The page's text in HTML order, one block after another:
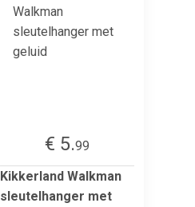
€ 5.99
Kikkerland Walkman
sleutelhanger met